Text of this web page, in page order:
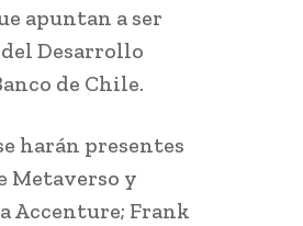
apuntan a ser
Desarrollo
de Chile.
harán presentes
Metaverso y
Accenture; Frank